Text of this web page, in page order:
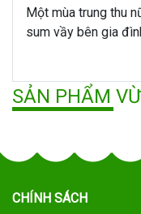
Một mùa trung thu
sum vầy bên gia
SẢN PHẨM
CHÍNH SÁCH